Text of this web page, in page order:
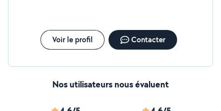
très à l'écoute, vous pourrez compter sur mon
dynamisme et mon dévouement pour vous épauler au
mieux. Au plaisir de vous rencontrer, Ambre
Voir le profil Contacter
Nos utilisateurs nous évaluent